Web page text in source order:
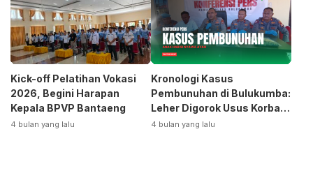
Kick-off Pelatihan Vokasi
2026, Begini Harapan
Kepala BPVP Bantaeng
4 bulan yang lalu
Kronologi Kasus
Pembunuhan di Bulukumba:
Leher Digorok Usus Korban
Dikeluarkan
4 bulan yang lalu